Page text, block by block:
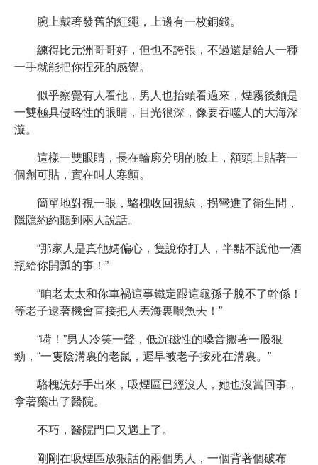
腕上戴著發舊的紅繩，上邊有一枚銅錢。
練得比元洲哥哥好，但也不誇張，不過還是給人一種
一手就能把你捏死的感覺。
似乎察覺有人看他，男人也抬頭看過來，煙霧後麵是
一雙極具侵略性的眼睛，目光很深，像要吞噬人的大海深
漩。
這樣一雙眼睛，長在輪廓分明的臉上，額頭上貼著一
個創可貼，實在叫人寒顫。
簡單地對視一眼，駱槐收回視線，拐彎進了衛生間，
隱隱約約聽到兩人說話。
“那家人是真他媽偏心，隻說你打人，半點不說他一酒
瓶給你開瓢的事！”
“咱老太太和你車禍這事鐵定跟這龜孫子脫不了幹係！
等老子逮著機會直接把人丟海裏喂魚去！”
“嗬！”男人冷笑一聲，低沉磁性的嗓音搬著一股狠
勁，“一隻陰溝裏的老鼠，遲早被老子按死在溝裏。”
駱槐洗好手出來，吸煙區已經沒人，她也沒當回事，
拿著藥出了醫院。
不巧，醫院門口又遇上了。
剛剛在吸煙區放狠話的兩個男人，一個背著個破布